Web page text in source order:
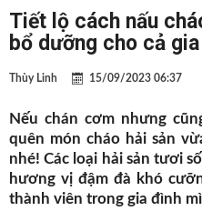
Tiết lộ cách nấu
bổ dưỡng cho cả
Thùy Linh 15/09/2023 06:37
Nếu chán cơm nhưng
quên món cháo hải sản
nhé! Các loại hải sản tươi
hương vị đậm đà khó
thành viên trong gia đình